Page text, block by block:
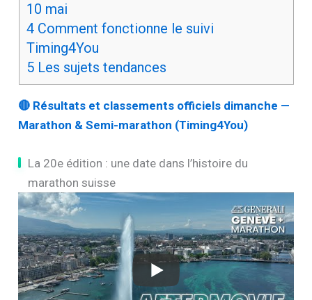
10 mai
4Comment fonctionne le suivi
Timing4You
5Les sujets tendances
🔴 Résultats et classements officiels dimanche —
Marathon & Semi-marathon (Timing4You)
La 20e édition : une date dans l’histoire du
marathon suisse